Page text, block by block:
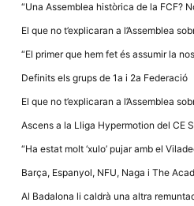
“Una Assemblea històrica de la FCF?
El que no t’explicaran a l’Assemblea
“El primer que hem fet és assumir la
Definits els grups de 1a i 2a Federació
El que no t’explicaran a l’Assemblea
Ascens a la Lliga Hypermotion del CE
“Ha estat molt ‘xulo’ pujar amb el
Barça, Espanyol, NFU, Naga i The
Al Badalona li caldrà una altra